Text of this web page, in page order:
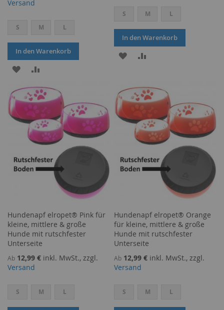
Versand
S M L
In den Warenkorb
ZUR
WUNSCHLISTE
HINZUFÜGEN
VERGLEICHSLISTE
HINZUFÜGEN
S M L
In den Warenkorb
ZUR
HINZUFÜGEN
HINZUFÜGEN
Hundenapf elropet® Pink für
kleine, mittlere & große
Hunde mit rutschfester
Unterseite
Ab 12,99 € inkl. MwSt., zzgl.
Versand
S M L
Hundenapf elropet® Orange
für kleine, mittlere & große
Hunde mit rutschfester
Unterseite
Ab 12,99 € inkl. MwSt., zzgl.
Versand
S M L